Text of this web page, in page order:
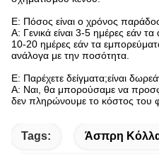
Ε: Πόσος είναι ο χρόνος
Α: Γενικά είναι 3-5 ημέρες εάν
10-20 ημέρες εάν τα
ανάλογα με την ποσότητα.
Ε: Παρέχετε δείγματα;είναι
Α: Ναι, θα μπορούσαμε να
δεν πληρώνουμε το κόστος του
Tags: Άσπρη